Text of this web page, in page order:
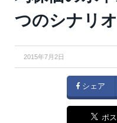
つのシナリオ
2015年7月2日
シェア
ポ